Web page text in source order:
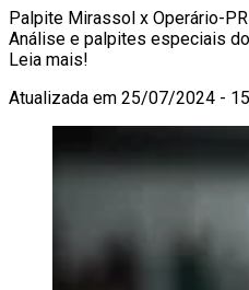
Palpite Mirassol x Operário-
Análise e palpites especiais
Leia mais!
Atualizada em 25/07/2024 -